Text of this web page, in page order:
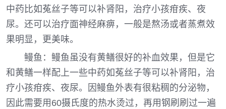
中药比如菟丝子等可以补肾阳，治疗小孩疳疾、夜
尿。还可以治疗面神经麻痹，一般是熬汤或者蒸煮效
果明显，更美味。
鳗鱼：鳗鱼虽没有黄鳝很好的补血效果，但是它
和黄鳝一样配上一些中药如菟丝子等可以补肾阳，治
疗小孩疳疾、夜尿。因鳗鱼外表有很粘稠的分泌物，
因此需要用60摄氏度的热水烫过，再用钢刷刷过一遍